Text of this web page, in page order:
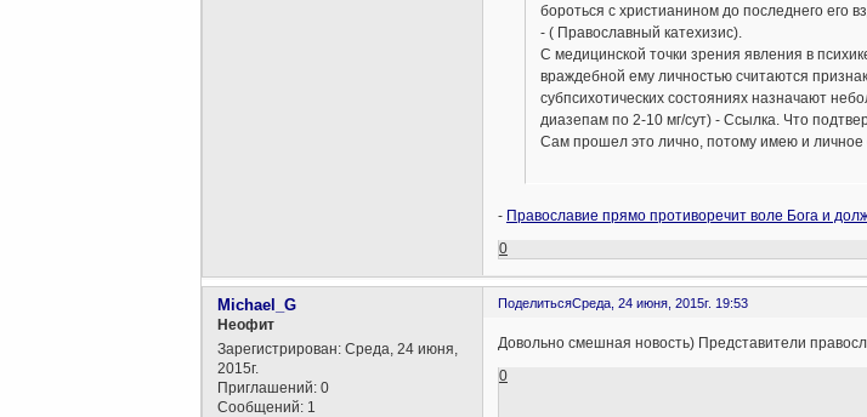
бороться с христианином до последнего его
- ( Православный катехизис).
С медицинской точки зрения явления в
враждебной ему личностью считаются
субпсихотических состояниях назначают
диазепам по 2-10 мг/сут) - Ссылка. Что
Сам прошел это лично, потому имею и личное
- Православие прямо противоречит воле Бога и
0
ПоделитьсяСреда, 24 июня, 2015г. 19:53
Michael_G
Неофит
Зарегистрирован: Среда, 24 июня,
2015г.
Приглашений: 0
Сообщений: 1
Довольно смешная новость) Представители
0